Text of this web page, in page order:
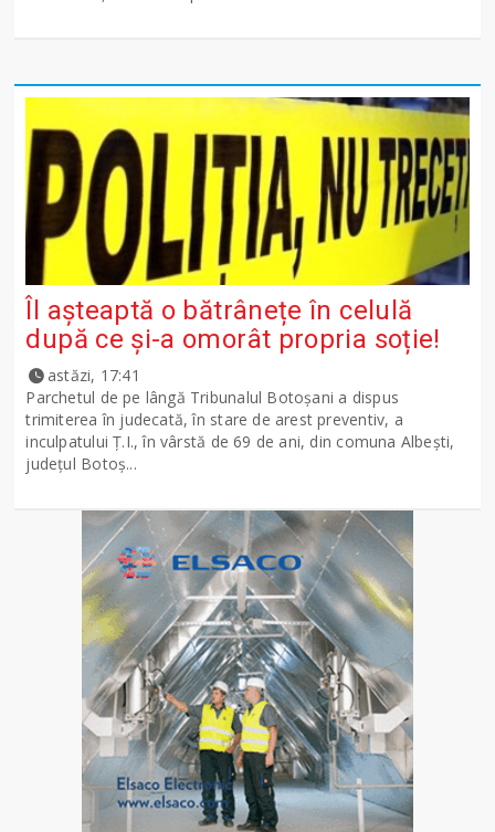
Îl așteaptă o bătrânețe în celulă
după ce și-a omorât propria soție!
astăzi, 17:41
Parchetul de pe lângă Tribunalul Botoşani a dispus
trimiterea în judecată, în stare de arest preventiv, a
inculpatului Ț.I., în vârstă de 69 de ani, din comuna Albești,
județul Botoș...